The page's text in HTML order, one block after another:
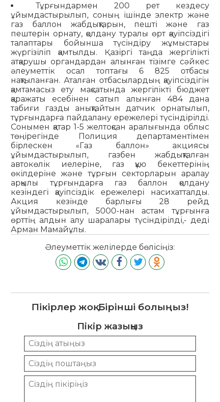
Тұрғындармен 200 рет кездесу
ұйымдастырылып, соның ішінде электр және
газ баллон жабдықтарын, пешті және газ
пештерін орнату, қолдану туралы өрт қауіпсіздігі
талаптары бойынша түсіндіру жұмыстары
жүргізіліп қамтылды. Қазіргі таңда жергілікті
атқарушы органдардан алынған тізімге сәйкес
әлеуметтік осал топтағы 6 825 отбасы
нақтыланған. Аталған отбасылардың қауіпсіздігін
қамтамасыз ету мақсатында жергілікті бюджет
қаражаты есебінен сатып алынған 484 дана
табиғи газды анықтайтын датчик орнатылып,
тұрғындарға пайдалану ережелері түсіндірілді.
Сонымен қатар 1-5 желтоқсан аралығында облыс
төңірегінде Полиция департаментімен
бірлескен «Газ баллон» акциясы
ұйымдастырылып, газбен жабдықталған
автокөлік иелеріне, газ құю бекеттерінің
өкілдеріне және тұрғын секторларын аралау
арқылы тұрғындарға газ баллон қолдану
кезіндегі қауіпсіздік ережелері насихатталды.
Акция кезінде барлығы 28 рейд
ұйымдастырылып, 5000-нан астам тұрғынға
өрттің алдын алу шаралары түсіндірілді,- деді
Арман Мамайұлы.
Әлеуметтік желілерде бөлісіңіз:
Пікірлер жоқ. Бірінші болыңыз!
Пікір жазыңыз